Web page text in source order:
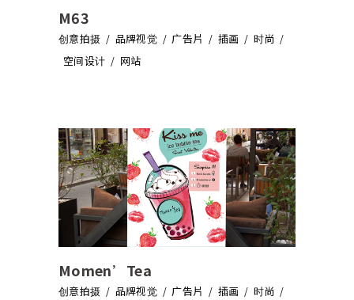
M63
创意拍摄 品牌视觉 广告片 插画
时尚
空间设计
网站
Momen’Tea
创意拍摄 品牌视觉 广告片 插画
时尚